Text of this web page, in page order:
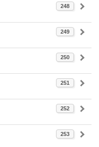
248
249
250
251
252
253